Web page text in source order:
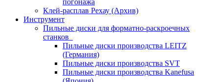
погонажа
Клей-расплав Рехау (Архив)
Инструмент
Пильные диски для форматно-раскроечных
станков
Пильные диски производства LEITZ
(Германия)
Пильные диски производства SVT
Пильные диски производства Kanefusa